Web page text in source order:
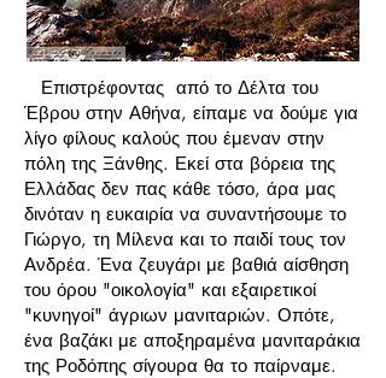
Επιστρέφοντας από το Δέλτα του
Έβρου στην Αθήνα, είπαμε να δούμε για
λίγο φίλους καλούς που έμεναν στην
πόλη της Ξάνθης. Εκεί στα βόρεια της
Ελλάδας δεν πας κάθε τόσο, άρα μας
δινόταν η ευκαιρία να συναντήσουμε το
Γιώργο, τη Μίλενα και το παιδί τους τον
Ανδρέα. Ένα ζευγάρι με βαθιά αίσθηση
του όρου "οικολογία" και εξαιρετικοί
"κυνηγοί" άγριων μανιταριών. Οπότε,
ένα βαζάκι με αποξηραμένα μανιταράκια
της Ροδόπης σίγουρα θα το παίρναμε.